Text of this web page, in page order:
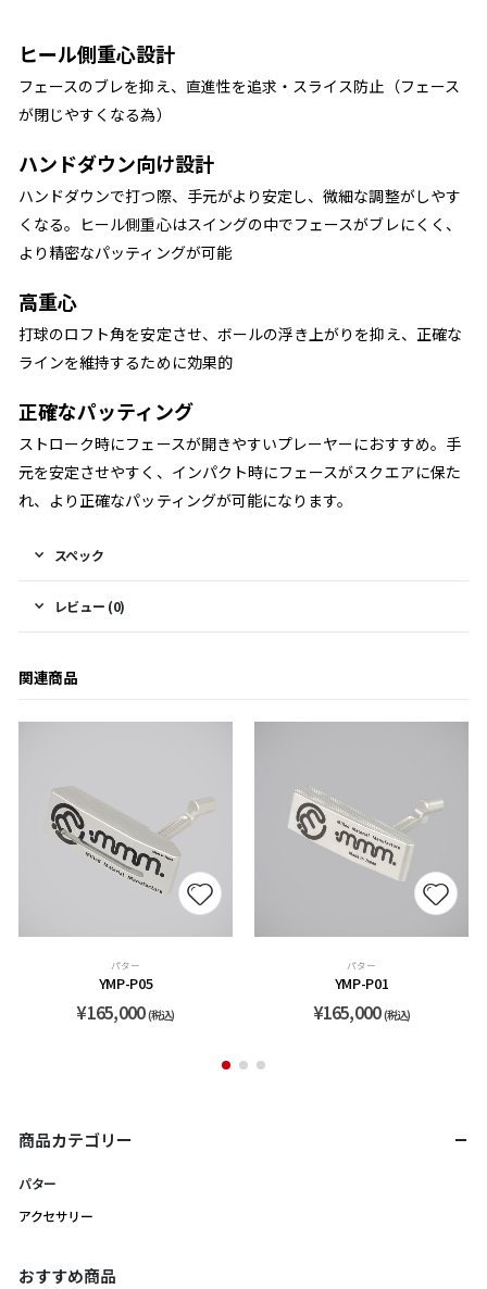
ヒール側重心設計
フェースのブレを抑え、直進性を追求・スライス防止（フェース
が閉じやすくなる為）
ハンドダウン向け設計
ハンドダウンで打つ際、手元がより安定し、微細な調整がしやす
くなる。ヒール側重心はスイングの中でフェースがブレにくく、
より精密なパッティングが可能
高重心
打球のロフト角を安定させ、ボールの浮き上がりを抑え、正確な
ラインを維持するために効果的
正確なパッティング
ストローク時にフェースが開きやすいプレーヤーにおすすめ。手
元を安定させやすく、インパクト時にフェースがスクエアに保た
れ、より正確なパッティングが可能になります。
スペック
レビュー (0)
関連商品
パター
YMP-P05
¥165,000(税込)
パター
YMP-P01
¥165,000(税込)
商品カテゴリー
パター
アクセサリー
おすすめ商品